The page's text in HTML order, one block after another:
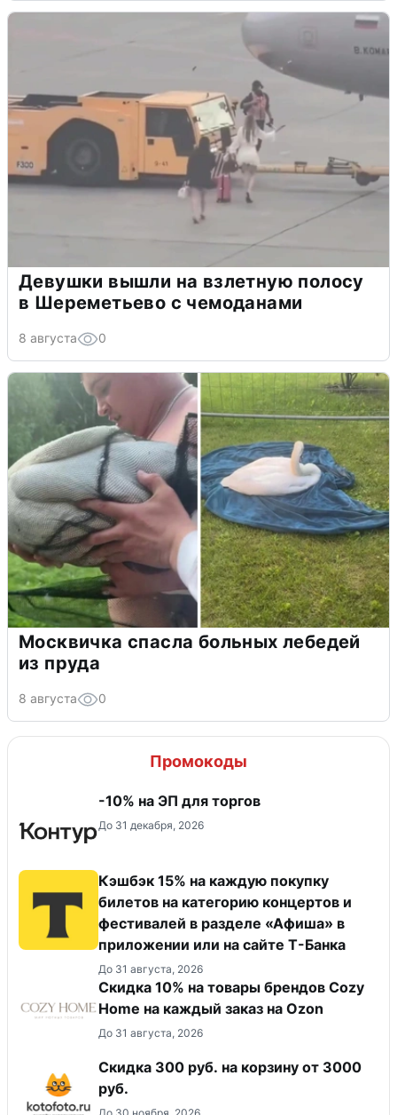
Девушки вышли на взлетную полосу
в Шереметьево с чемоданами
8 августа 0
Москвичка спасла больных лебедей
из пруда
8 августа 0
Промокоды
-10% на ЭП для торгов
До 31 декабря, 2026
Кэшбэк 15% на каждую покупку
билетов на категорию концертов и
фестивалей в разделе «Афиша» в
приложении или на сайте Т-Банка
До 31 августа, 2026
Скидка 10% на товары брендов Cozy
Home на каждый заказ на Оzon
До 31 августа, 2026
Скидка 300 руб. на корзину от 3000
руб.